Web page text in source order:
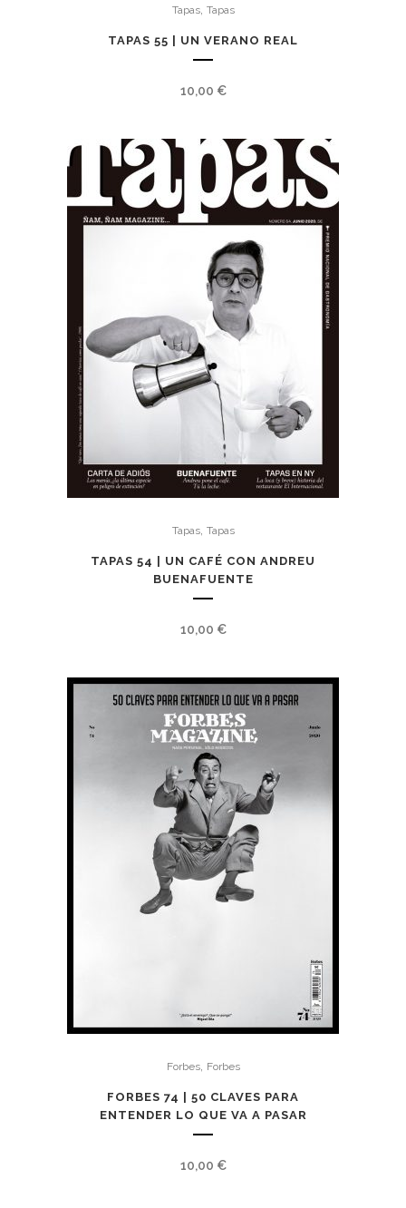
Tapas, Tapas
TAPAS 55 | UN VERANO REAL
10,00 €
Tapas, Tapas
TAPAS 54 | UN CAFÉ CON ANDREU
BUENAFUENTE
10,00 €
Forbes, Forbes
FORBES 74 | 50 CLAVES PARA
ENTENDER LO QUE VA A PASAR
10,00 €